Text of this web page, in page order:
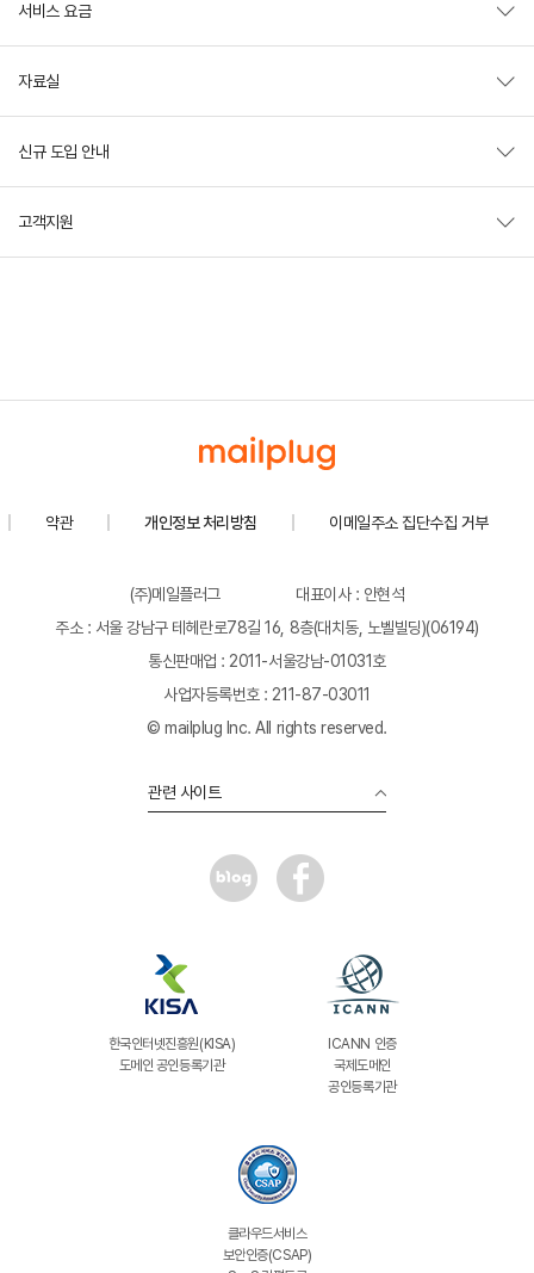
서비스 요금
자료실
신규 도입 안내
고객지원
약관 개인정보 처리방침 이메일주소 집단수집 거부
(주)메일플러그
대표이사 : 안현석
주소 : 서울 강남구 테헤란로78길 16, 8층(대치동, 노벨빌딩)(06194)
통신판매업 : 2011-서울강남-01031호
사업자등록번호 : 211-87-03011
© mailplug Inc. All rights reserved.
관련 사이트
한국인터넷진흥원(KISA)
도메인 공인등록기관
ICANN 인증
국제도메인
공인등록기관
클라우드서비스
보안인증(CSAP)